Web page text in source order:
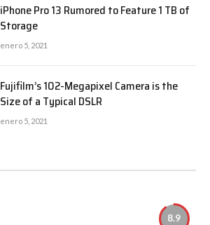
iPhone Pro 13 Rumored to Feature 1 TB of
Storage
enero 5, 2021
Fujifilm’s 102-Megapixel Camera is the
Size of a Typical DSLR
enero 5, 2021
8.9